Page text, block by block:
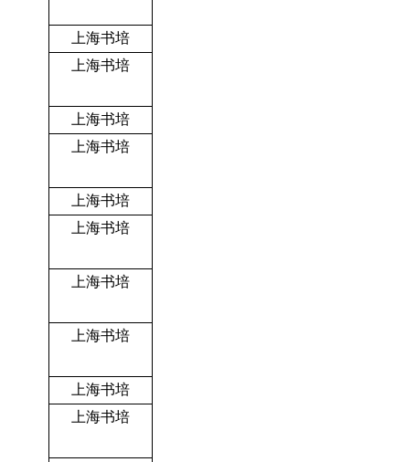
上海书培
上海书培
上海书培
上海书培
上海书培
上海书培
上海书培
上海书培
上海书培
上海书培